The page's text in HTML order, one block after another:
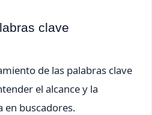
clave
de las palabras clave
el alcance y la
en buscadores.